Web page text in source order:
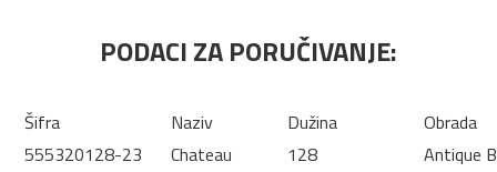
PODACI ZA PORUČIVANJE:
Šifra Naziv Dužina
Obrada
555320128-23
Chateau 128
Antique